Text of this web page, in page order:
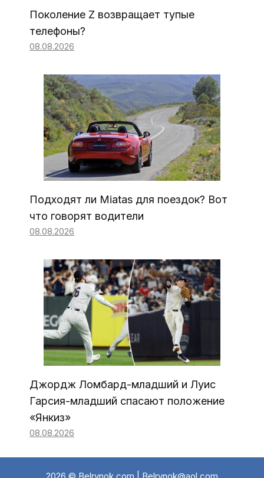
Поколение Z возвращает тупые
телефоны?
08.08.2026
Подходят ли Miatas для поездок? Вот
что говорят водители
08.08.2026
Джордж Ломбард-младший и Луис
Гарсия-младший спасают положение
«Янкиз»
08.08.2026
2026 © Belrynok.com | Belrynok@aol.com